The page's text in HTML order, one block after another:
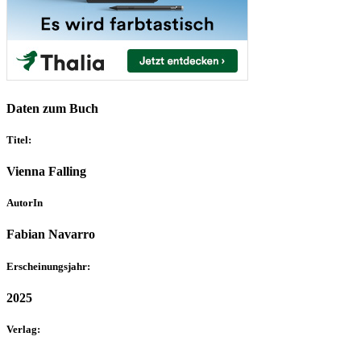
Daten zum Buch
Titel:
Vienna Falling
AutorIn
Fabian Navarro
Erscheinungsjahr:
2025
Verlag: